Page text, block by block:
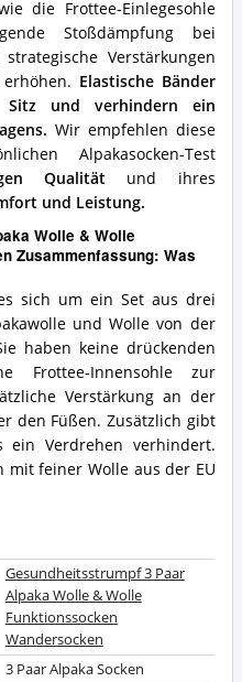
die Frottee-Einlegesohle
Stoßdämpfung bei
Verstärkungen
Elastische Bänder
und verhindern ein
Wir empfehlen diese
Alpakasocken-Test
Qualitätund ihres
und Leistung.
Wolle & Wolle
Zusammenfassung: Was
sich um ein Set aus drei
und Wolle von der
haben keine drückenden
Frottee-Innensohle zur
Verstärkung an der
den Füßen. Zusätzlich gibt
ein Verdrehen verhindert.
mit feiner Wolle aus der EU
Gesundheitsstrumpf 3 Paar
Alpaka Wolle & Wolle
Funktionssocken
Wandersocken
3 Paar Alpaka Socken